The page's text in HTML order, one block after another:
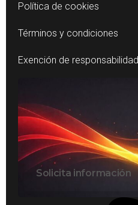
Política de cookies
Términos y condiciones
Exención de responsabilidad
Solicita información